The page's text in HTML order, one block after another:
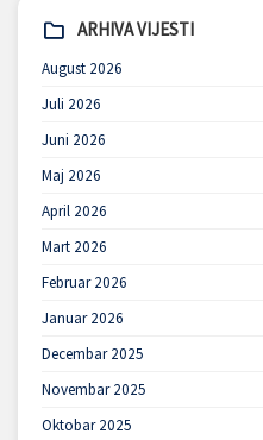
ARHIVA VIJESTI
August 2026
Juli 2026
Juni 2026
Maj 2026
April 2026
Mart 2026
Februar 2026
Januar 2026
Decembar 2025
Novembar 2025
Oktobar 2025